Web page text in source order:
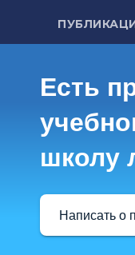
Есть
школу
Написать о